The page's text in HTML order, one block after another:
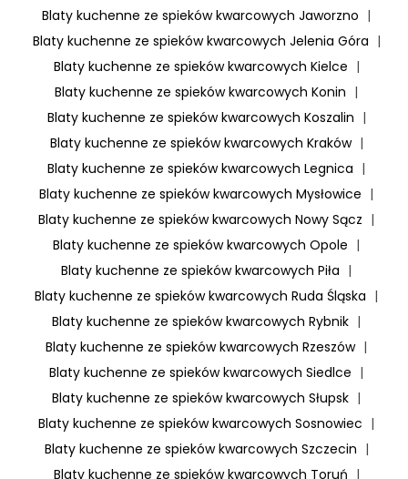
Blaty kuchenne ze spieków kwarcowych Jaworzno |
Blaty kuchenne ze spieków kwarcowych Jelenia Góra |
Blaty kuchenne ze spieków kwarcowych Kielce |
Blaty kuchenne ze spieków kwarcowych Konin |
Blaty kuchenne ze spieków kwarcowych Koszalin |
Blaty kuchenne ze spieków kwarcowych Kraków |
Blaty kuchenne ze spieków kwarcowych Legnica |
Blaty kuchenne ze spieków kwarcowych Mysłowice |
Blaty kuchenne ze spieków kwarcowych Nowy Sącz |
Blaty kuchenne ze spieków kwarcowych Opole |
Blaty kuchenne ze spieków kwarcowych Piła |
Blaty kuchenne ze spieków kwarcowych Ruda Śląska |
Blaty kuchenne ze spieków kwarcowych Rybnik |
Blaty kuchenne ze spieków kwarcowych Rzeszów |
Blaty kuchenne ze spieków kwarcowych Siedlce |
Blaty kuchenne ze spieków kwarcowych Słupsk |
Blaty kuchenne ze spieków kwarcowych Sosnowiec |
Blaty kuchenne ze spieków kwarcowych Szczecin |
Blaty kuchenne ze spieków kwarcowych Toruń |